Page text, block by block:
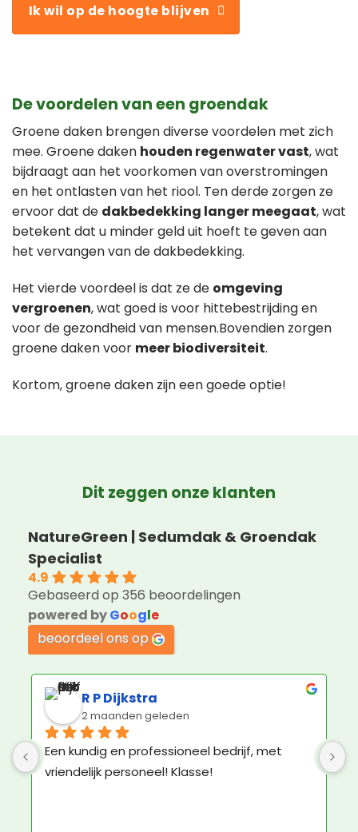
Ik wil op de hoogte blijven
De voordelen van een groendak
Groene daken brengen diverse voordelen met zich
mee. Groene daken houden regenwater vast, wat
bijdraagt aan het voorkomen van overstromingen
en het ontlasten van het riool. Ten derde zorgen ze
ervoor dat de dakbedekking langer meegaat, wat
betekent dat u minder geld uit hoeft te geven aan
het vervangen van de dakbedekking.
Het vierde voordeel is dat ze de omgeving
vergroenen, wat goed is voor hittebestrijding en
voor de gezondheid van mensen.Bovendien zorgen
groene daken voor meer biodiversiteit.
Kortom, groene daken zijn een goede optie!
Dit zeggen onze klanten
NatureGreen | Sedumdak & Groendak
Specialist
4.9
Gebaseerd op 356 beoordelingen
powered byGoogle
beoordeel ons op
Jorin Hoogenboom
3 maanden geleden
Geweldige service en ruim voldoende
materiaal om het groene dak zelf aan te